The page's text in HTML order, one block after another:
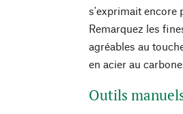
s'exprimait encore
Remarquez les
agréables au
en acier au
Outils